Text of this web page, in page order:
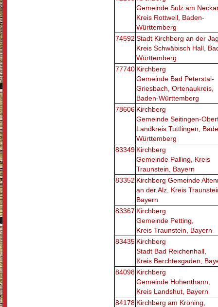
Gemeinde Sulz am
Kreis Rottweil, Baden-
Württemberg
74592 Stadt Kirchberg an der
Kreis Schwäbisch Hall,
Württemberg
77740 Kirchberg
Gemeinde Bad Peterstal-
Griesbach, Ortenaukreis,
Baden-Württemberg
78606 Kirchberg
Gemeinde Seitingen-
Landkreis Tuttlingen,
Württemberg
83349 Kirchberg
Gemeinde Palling, Kreis
Traunstein, Bayern
83352 Kirchberg Gemeinde
an der Alz, Kreis
Bayern
83367 Kirchberg
Gemeinde Petting,
Kreis Traunstein, Bayern
83435 Kirchberg
Stadt Bad Reichenhall,
Kreis Berchtesgaden,
84098 Kirchberg
Gemeinde Hohenthann,
Kreis Landshut, Bayern
84178 Kirchberg am Kröning,